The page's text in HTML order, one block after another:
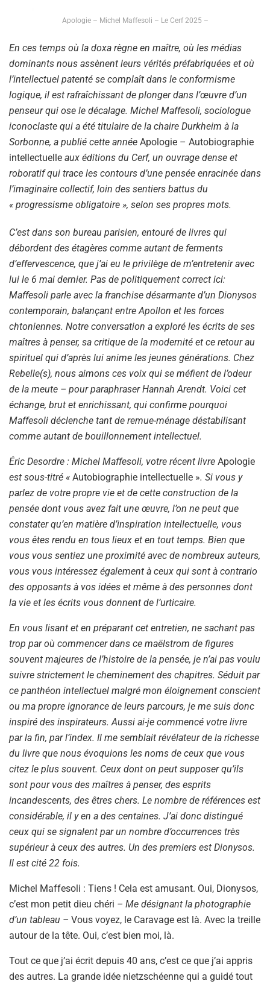
Apologie – Michel Maffesoli – Le Cerf 2025 –
En ces temps où la doxa règne en maître, où les médias
dominants nous assènent leurs vérités préfabriquées et où
l’intellectuel patenté se complaît dans le conformisme
logique, il est rafraîchissant de plonger dans l’œuvre d’un
penseur qui ose le décalage. Michel Maffesoli, sociologue
iconoclaste qui a été titulaire de la chaire Durkheim à la
Sorbonne, a publié cette année Apologie – Autobiographie
intellectuelle aux éditions du Cerf, un ouvrage dense et
roboratif qui trace les contours d’une pensée enracinée dans
l’imaginaire collectif, loin des sentiers battus du
« progressisme obligatoire », selon ses propres mots.
C’est dans son bureau parisien, entouré de livres qui
débordent des étagères comme autant de ferments
d’effervescence, que j’ai eu le privilège de m’entretenir avec
lui le 6 mai dernier. Pas de politiquement correct ici:
Maffesoli parle avec la franchise désarmante d’un Dionysos
contemporain, balançant entre Apollon et les forces
chtoniennes. Notre conversation a exploré les écrits de ses
maîtres à penser, sa critique de la modernité et ce retour au
spirituel qui d’après lui anime les jeunes générations. Chez
Rebelle(s), nous aimons ces voix qui se méfient de l’odeur
de la meute – pour paraphraser Hannah Arendt. Voici cet
échange, brut et enrichissant, qui confirme pourquoi
Maffesoli déclenche tant de remue-ménage déstabilisant
comme autant de bouillonnement intellectuel.
Éric Desordre : Michel Maffesoli, votre récent livre Apologie
est sous-titré « Autobiographie intellectuelle ». Si vous y
parlez de votre propre vie et de cette construction de la
pensée dont vous avez fait une œuvre, l’on ne peut que
constater qu’en matière d’inspiration intellectuelle, vous
vous êtes rendu en tous lieux et en tout temps. Bien que
vous vous sentiez une proximité avec de nombreux auteurs,
vous vous intéressez également à ceux qui sont à contrario
des opposants à vos idées et même à des personnes dont
la vie et les écrits vous donnent de l’urticaire.
En vous lisant et en préparant cet entretien, ne sachant pas
trop par où commencer dans ce maëlstrom de figures
souvent majeures de l’histoire de la pensée, je n’ai pas voulu
suivre strictement le cheminement des chapitres. Séduit par
ce panthéon intellectuel malgré mon éloignement conscient
ou ma propre ignorance de leurs parcours, je me suis donc
inspiré des inspirateurs. Aussi ai-je commencé votre livre
par la fin, par l’index. Il me semblait révélateur de la richesse
du livre que nous évoquions les noms de ceux que vous
citez le plus souvent. Ceux dont on peut supposer qu’ils
sont pour vous des maîtres à penser, des esprits
incandescents, des êtres chers. Le nombre de références est
considérable, il y en a des centaines. J’ai donc distingué
ceux qui se signalent par un nombre d’occurrences très
supérieur à ceux des autres. Un des premiers est Dionysos.
Il est cité 22 fois.
Michel Maffesoli : Tiens ! Cela est amusant. Oui, Dionysos,
c’est mon petit dieu chéri – Me désignant la photographie
d’un tableau – Vous voyez, le Caravage est là. Avec la treille
autour de la tête. Oui, c’est bien moi, là.
Tout ce que j’ai écrit depuis 40 ans, c’est ce que j’ai appris
des autres. La grande idée nietzschéenne qui a guidé tout